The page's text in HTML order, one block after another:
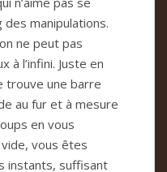
manipulations.
ne peut pas
à l’infini. Juste en
trouve une barre
au fur et à mesure
en vous
vous êtes
instants, suffisant